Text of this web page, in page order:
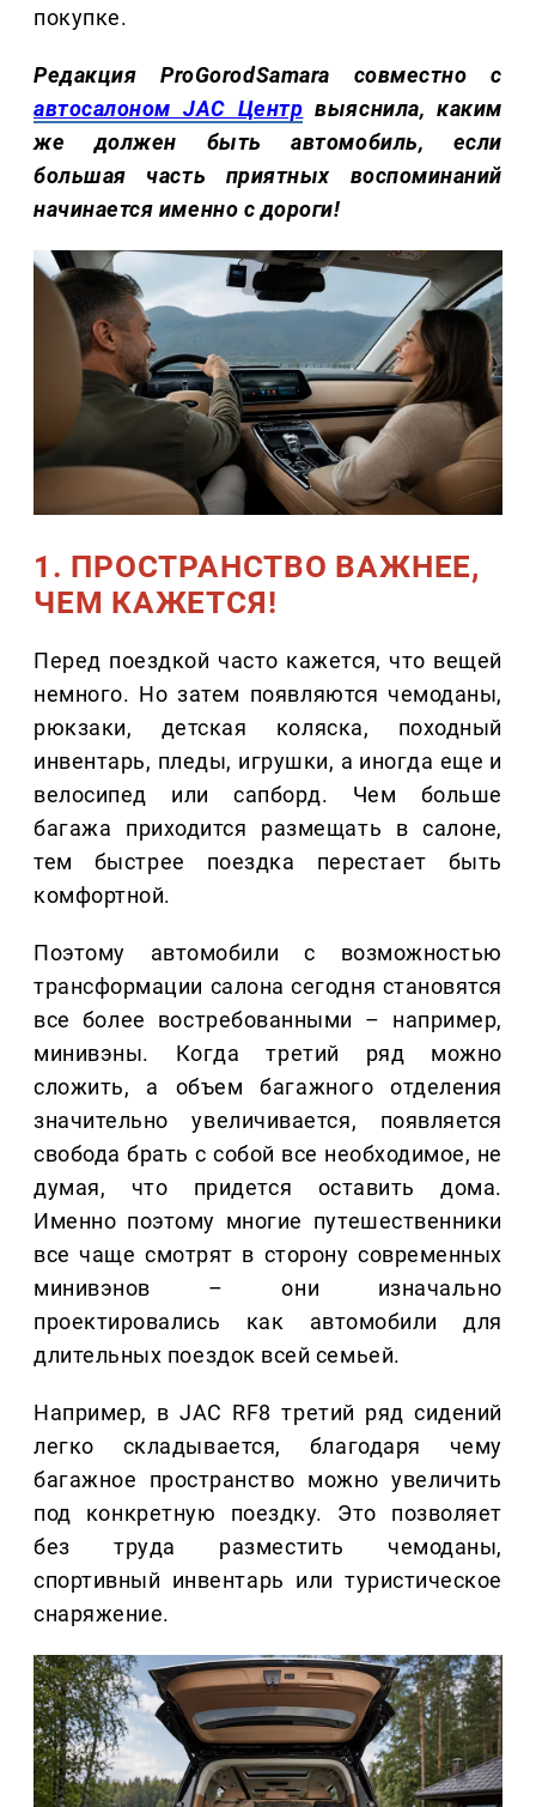
покупке.
Редакция ProGorodSamara совместно с
автосалоном JAC Центр выяснила, каким
же должен быть автомобиль, если
большая часть приятных воспоминаний
начинается именно с дороги!
1. ПРОСТРАНСТВО ВАЖНЕЕ,
ЧЕМ КАЖЕТСЯ!
Перед поездкой часто кажется, что вещей
немного. Но затем появляются чемоданы,
рюкзаки, детская коляска, походный
инвентарь, пледы, игрушки, а иногда еще и
велосипед или сапборд. Чем больше
багажа приходится размещать в салоне,
тем быстрее поездка перестает быть
комфортной.
Поэтому автомобили с возможностью
трансформации салона сегодня становятся
все более востребованными – например,
минивэны. Когда третий ряд можно
сложить, а объем багажного отделения
значительно увеличивается, появляется
свобода брать с собой все необходимое, не
думая, что придется оставить дома.
Именно поэтому многие путешественники
все чаще смотрят в сторону современных
минивэнов – они изначально
проектировались как автомобили для
длительных поездок всей семьей.
Например, в JAC RF8 третий ряд сидений
легко складывается, благодаря чему
багажное пространство можно увеличить
под конкретную поездку. Это позволяет
без труда разместить чемоданы,
спортивный инвентарь или туристическое
снаряжение.